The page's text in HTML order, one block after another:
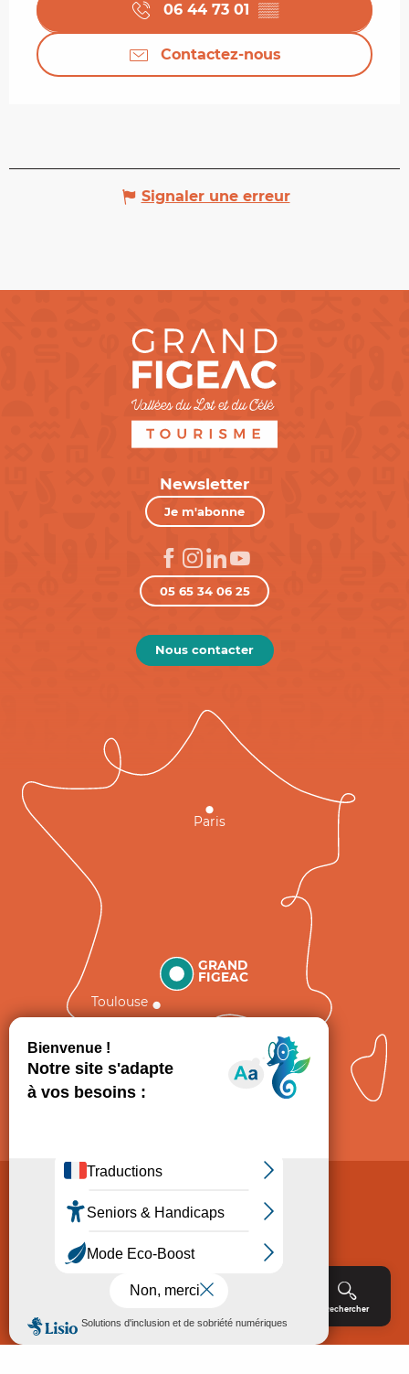
Rechercher
06 44 73 01 ▒▒
Contactez-nous
Signaler une erreur
Newsletter
Je m'abonne
05 65 34 06 25
Nous contacter
GRAND
FIGEAC
Toulouse
Paris
Politique de Protection des données
Consentement
Accessibilité : non conforme